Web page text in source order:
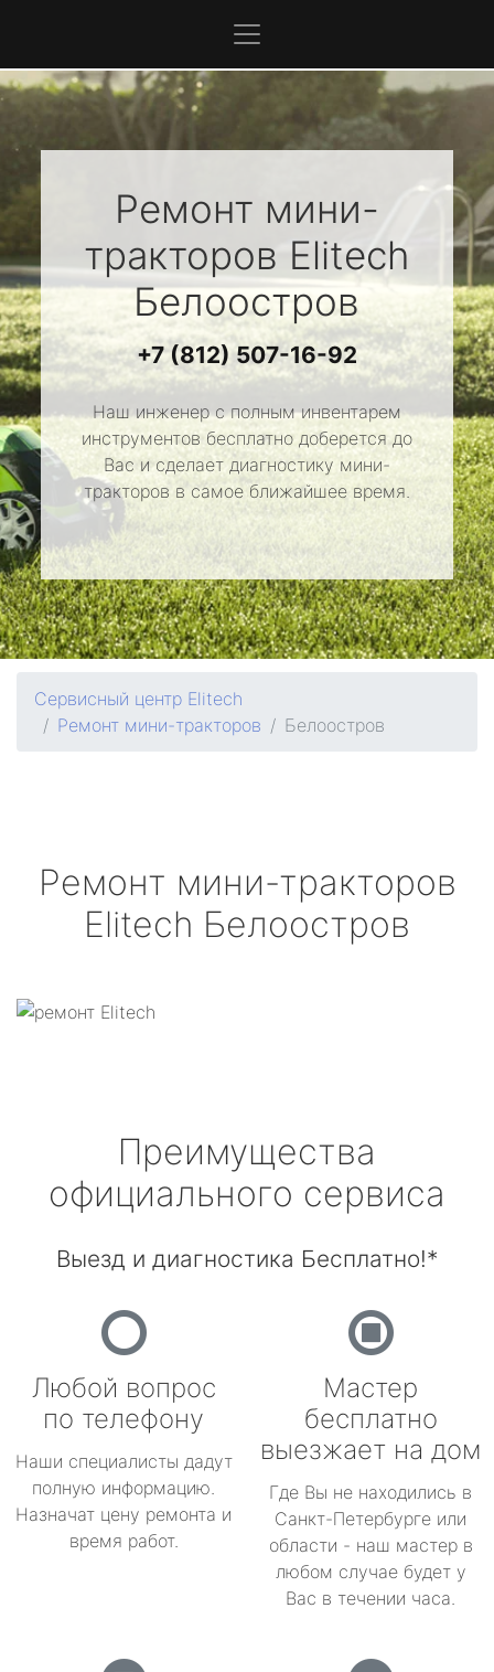
Ремонт мини-
тракторов Elitech
Белоостров
+7 (812) 507-16-92
Наш инженер с полным инвентарем
инструментов бесплатно доберется до
Вас и сделает диагностику мини-
тракторов в самое ближайшее время.
Сервисный центр Elitech
Ремонт мини-тракторов
Белоостров
Ремонт мини-тракторов
Elitech Белоостров
Преимущества
официального сервиса
Выезд и диагностика Бесплатно!*
Любой вопрос
по телефону
Наши специалисты дадут
полную информацию.
Назначат цену ремонта и
время работ.
Мастер
бесплатно
выезжает на дом
Где Вы не находились в
Санкт-Петербурге или
области - наш мастер в
любом случае будет у
Вас в течении часа.